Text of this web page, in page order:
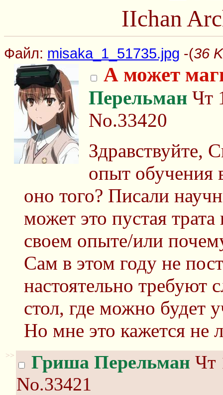
IIchan
Файл: misaka_1_51735.jpg -(36
А может
Перельман Чт
No.33420
Здравствуйте,
опыт обучения
оно того? Писали
может это пустая
своем опыте/или
Сам в этом году не
настоятельно требуют
стол, где можно будет
Но мне это кажется не
>> Гриша Перельман Чт
No.33421